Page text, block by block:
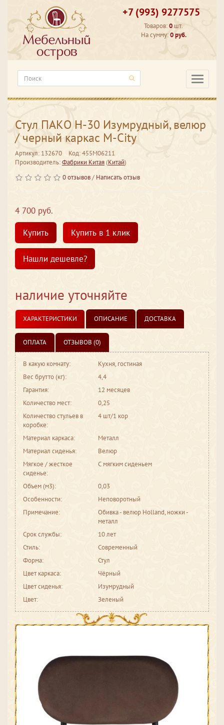
+7 (993) 9277575
Товаров:0 шт.
На сумму:0 руб.
Стул ПАКО H-30 Изумрудный, велюр
/ черный каркас М-City
Артикул: 132670
Код: 455M06211
Производитель:Фабрики Китая(Китай)
0 отзывов/ Написать отзыв
4 700 руб.
Купить
Купить в 1 клик
Нашли дешевле?
наличие уточняйте
ХАРАКТЕРИСТИКИ ОПИСАНИЕ ДОСТАВКА
ОПЛАТА ОТЗЫВОВ (0)
В какую комнату:
Кухня, гостиная
Вес брутто (кг):
4,4
Гарантия:
12 месяцев
Количество мест:
0,25
Количество стульев в
коробке:
4 шт/1 кор
Материал каркаса:
Металл
Материал сиденья:
Велюр
Мягкое / жесткое
сиденье:
С мягким сиденьем
Объем (м3):
0,03
Особенности:
Неповоротный
Примечание:
Обивка - велюр Holland, ножки -
металл
Срок службы:
10 лет
Стиль:
Современный
Форма:
Стул
Цвет каркаса:
Чёрный
Цвет сиденья:
Изумрудный
Цвет:
Зеленый